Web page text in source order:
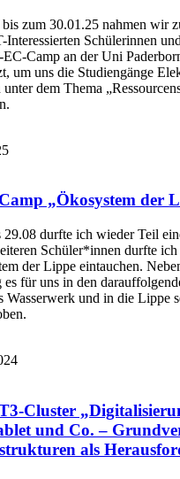
zum 30.01.25 nahmen wir
Schülerinnen
Camp an der Uni
um uns die Studiengänge
dem Thema
„Ökosystem der
29.08 durfte ich wieder Teil
Schüler*innen durfte ich
der Lippe eintauchen.
für uns in den
Wasserwerk und in die Lippe
Cluster
und Co. –
als